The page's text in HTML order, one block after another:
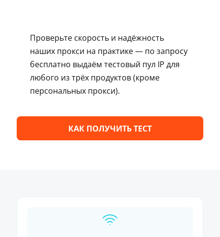
Проверьте скорость и надёжность
наших прокси на практике — по запросу
бесплатно выдаём тестовый пул IP для
любого из трёх продуктов (кроме
персональных прокси).
КАК ПОЛУЧИТЬ ТЕСТ